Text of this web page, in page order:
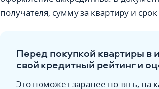
получателя, сумму за квартиру и
Перед покупкой квартиры в
свой кредитный рейтинг и
Это поможет заранее понять, на